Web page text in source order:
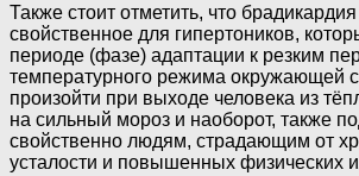
Также стоит отметить, что
свойственное для гипертоников,
периоде (фазе) адаптации к резким
температурного режима окружающей
произойти при выходе человека из
на сильный мороз и наоборот, также
свойственно людям, страдающим от
усталости и повышенных физических